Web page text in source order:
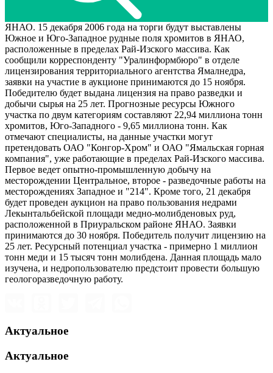
ЯНАО. 15 декабря 2006 года на торги будут выставлены
Южное и Юго-Западное рудные поля хромитов в ЯНАО,
расположенные в пределах Рай-Изского массива. Как
сообщили корреспонденту "Уралинформбюро" в отделе
лицензирования территориального агентства Ямалнедра,
заявки на участие в аукционе принимаются до 15 ноября.
Победителю будет выдана лицензия на право разведки и
добычи сырья на 25 лет. Прогнозные ресурсы Южного
участка по двум категориям составляют 22,94 миллиона тонн
хромитов, Юго-Западного - 9,65 миллиона тонн. Как
отмечают специалисты, на данные участки могут
претендовать ОАО "Конгор-Хром" и ОАО "Ямальская горная
компания", уже работающие в пределах Рай-Изского массива.
Первое ведет опытно-промышленную добычу на
месторождении Центральное, второе - разведочные работы на
месторождениях Западное и "214". Кроме того, 21 декабря
будет проведен аукцион на право пользования недрами
Лекынтальбейской площади медно-молибденовых руд,
расположенной в Приуральском районе ЯНАО. Заявки
принимаются до 30 ноября. Победитель получит лицензию на
25 лет. Ресурсный потенциал участка - примерно 1 миллион
тонн меди и 15 тысяч тонн молибдена. Данная площадь мало
изучена, и недропользователю предстоит провести большую
геологоразведочную работу.
Актуальное
Актуальное